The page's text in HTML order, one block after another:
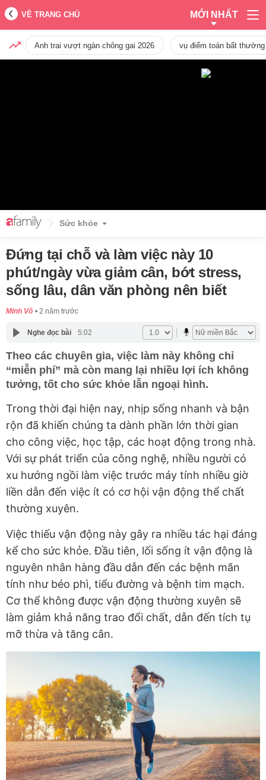
VỀ TRANG CHỦ MỚI NHẤT
Anh trai vượt ngàn chông gai 2026 vụ điểm toán bất
Sức khỏe
Đứng tại chỗ và làm việc này 10
phút/ngày vừa giảm cân, bớt stress,
sống lâu, dân văn phòng nên biết
Minh Võ 2 năm trước
Nghe đọc bài 5:02
Theo các chuyên gia, việc làm này không chỉ
“miễn phí” mà còn mang lại nhiều lợi ích không
tưởng, tốt cho sức khỏe lẫn ngoại hình.
Trong thời đại hiện nay, nhịp sống nhanh và bận
rộn đã khiến chúng ta dành phần lớn thời gian
cho công việc, học tập, các hoạt động trong nhà.
Với sự phát triển của công nghệ, nhiều người có
xu hướng ngồi làm việc trước máy tính nhiều giờ
liền dẫn đến việc ít có cơ hội vận động thể chất
thường xuyên.
Việc thiếu vận động này gây ra nhiều tác hại đáng
kể cho sức khỏe. Đầu tiên, lối sống ít vận động là
nguyên nhân hàng đầu dẫn đến các bệnh mãn
tính như béo phì, tiểu đường và bệnh tim mạch.
Cơ thể không được vận động thường xuyên sẽ
làm giảm khả năng trao đổi chất, dẫn đến tích tụ
mỡ thừa và tăng cân.